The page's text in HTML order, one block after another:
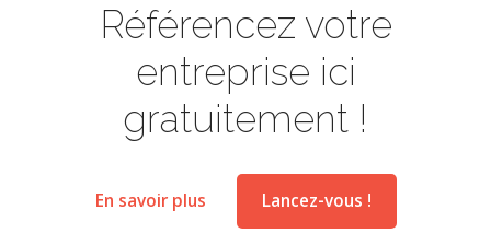
Référencez votre
entreprise ici
gratuitement !
En savoir plus Lancez-vous !